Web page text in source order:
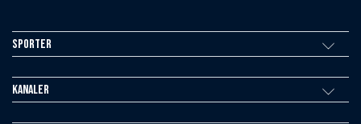
Sporter
Kanaler